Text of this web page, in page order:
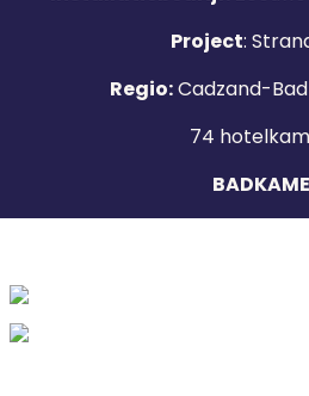
Project:
Regio:Cadzand-
74